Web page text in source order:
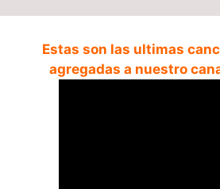
Estas son las ultimas
agregadas a nuestro